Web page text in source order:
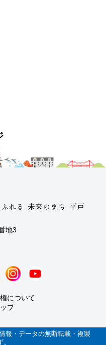
地3
について
プ
報・データの無断転載・複製